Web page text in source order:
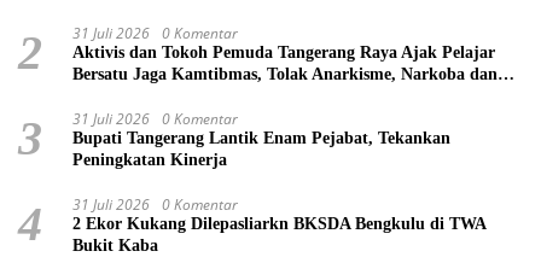
2 31 Juli 2026 0 Komentar
Aktivis dan Tokoh Pemuda Tangerang Raya Ajak Pelajar
Bersatu Jaga Kamtibmas, Tolak Anarkisme, Narkoba dan
3 31 Juli 2026 0 Komentar
Bupati Tangerang Lantik Enam Pejabat, Tekankan
Peningkatan Kinerja
4 31 Juli 2026 0 Komentar
2 Ekor Kukang Dilepasliarkn BKSDA Bengkulu di TWA
Bukit Kaba